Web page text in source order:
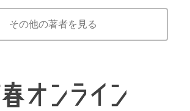
その他の著者を見る